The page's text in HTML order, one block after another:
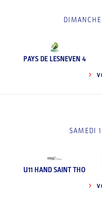
PAYS DE LESNEVEN 4
SAMEDI
U11 HAND SAINT THO